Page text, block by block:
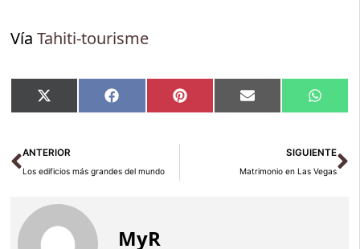
VíaTahiti-tourisme
Compartir
en
X
(Twitter)
Compartir
en
Facebook Compartir
en
Pinterest Compartir
en
Email
en
Ant
ANTERIOR
Los edificios más grandes del mundo
SIGUIENTE
Matrimonio en Las Vegas
MyR